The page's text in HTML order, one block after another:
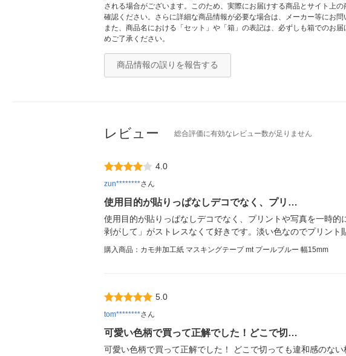
される場合がございます。このため、実際にお届けする商品とサイト上
確認ください。さらに詳細な商品情報が必要な場合は、メーカー等にお問
また、商品名における「セット」や「箱」の表記は、必ずしも箱でのお
めご了承ください。
商品情報の誤りを報告する
レビュー 総合評価に有効なレビュー数が足りません
4.0
zun********さん
使用目的が貼りっぱなしデコでなく、プリ…
使用目的が貼りっぱなしデコでなく、プリントや写真を一時
剥がして」がストレスなくて好きです。淡い色なのでプリン
購入商品：カモ井加工紙 マスキングテープ mt プールブルー 幅15mm
5.0
tom********さん
可愛い色柄で買って正解でした！どこで切…
可愛い色柄で買って正解でした！ どこで切っても違和感のない